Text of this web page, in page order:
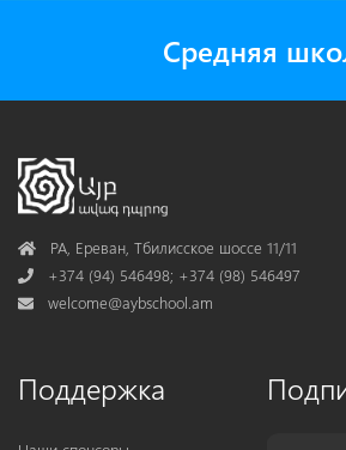
Средняя
AddressРА, Ереван, Тбилисское шоссе 11/11
Phone+374 (94) 546498; +374 (98) 546497
Mail
welcome@aybschool.am
Поддержка